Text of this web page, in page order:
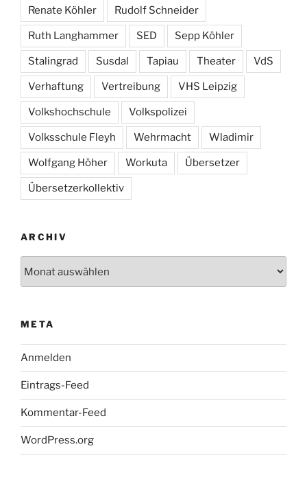
Renate Köhler Rudolf Schneider
Ruth Langhammer SED Sepp Köhler
Stalingrad Susdal Tapiau Theater VdS
Verhaftung Vertreibung VHS Leipzig
Volkshochschule Volkspolizei
Volksschule Fleyh Wehrmacht Wladimir
Wolfgang Höher Workuta Übersetzer
Übersetzerkollektiv
ARCHIV
META
Anmelden
Eintrags-Feed
Kommentar-Feed
WordPress.org